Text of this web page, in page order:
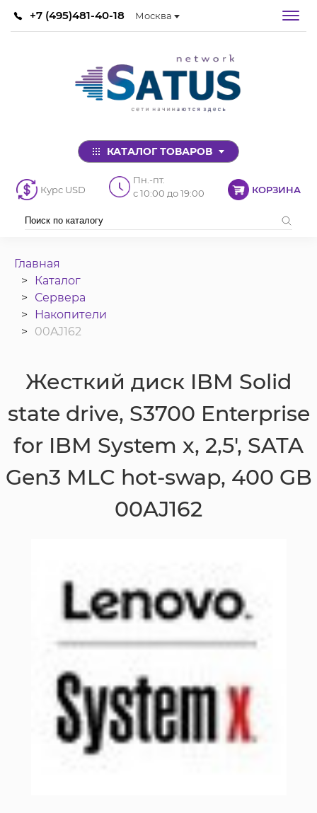
+7 (495)481-40-18 Москва
КАТАЛОГ ТОВАРОВ
Курс USD
Пн.-пт.
с 10:00 до 19:00
КОРЗИНА
Главная
Каталог
Сервера
Накопители
00AJ162
Жесткий диск IBM Solid
state drive, S3700 Enterprise
for IBM System x, 2,5', SATA
Gen3 MLC hot-swap, 400 GB
00AJ162